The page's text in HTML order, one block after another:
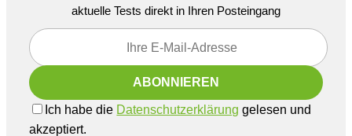
aktuelle Tests direkt in Ihren Posteingang
Ich habe die Datenschutzerklärung gelesen und
akzeptiert.